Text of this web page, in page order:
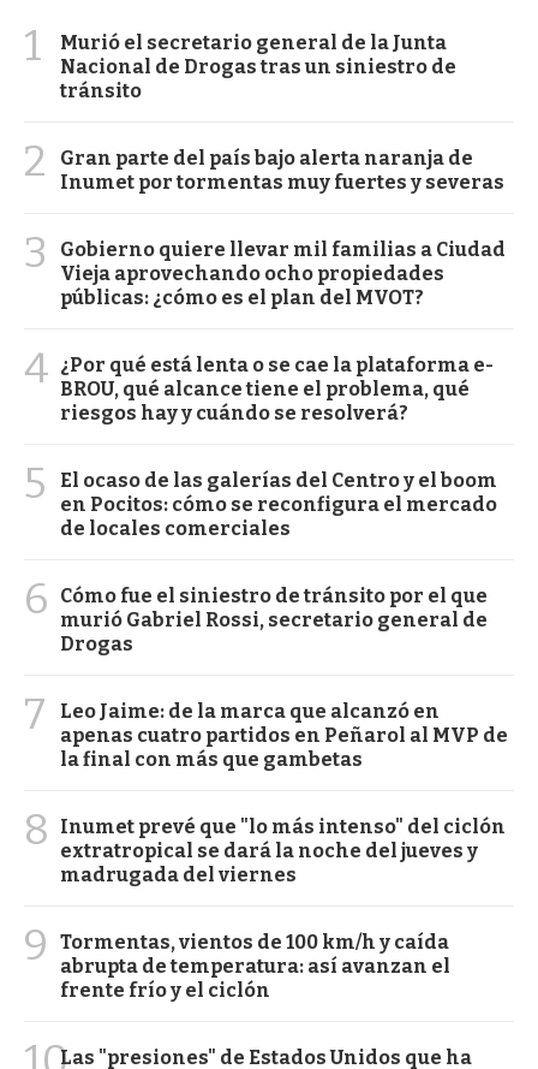
1
Murió el secretario general de la Junta
Nacional de Drogas tras un siniestro de
tránsito
2
Gran parte del país bajo alerta naranja de
Inumet por tormentas muy fuertes y severas
3
Gobierno quiere llevar mil familias a Ciudad
Vieja aprovechando ocho propiedades
públicas: ¿cómo es el plan del MVOT?
4 ¿Por qué está lenta o se cae la plataforma e-
BROU, qué alcance tiene el problema, qué
riesgos hay y cuándo se resolverá?
5
El ocaso de las galerías del Centro y el boom
en Pocitos: cómo se reconfigura el mercado
de locales comerciales
6
Cómo fue el siniestro de tránsito por el que
murió Gabriel Rossi, secretario general de
Drogas
7
Leo Jaime: de la marca que alcanzó en
apenas cuatro partidos en Peñarol al MVP de
la final con más que gambetas
8
Inumet prevé que "lo más intenso" del ciclón
extratropical se dará la noche del jueves y
madrugada del viernes
9
Tormentas, vientos de 100 km/h y caída
abrupta de temperatura: así avanzan el
frente frío y el ciclón
Las "presiones" de Estados Unidos que ha